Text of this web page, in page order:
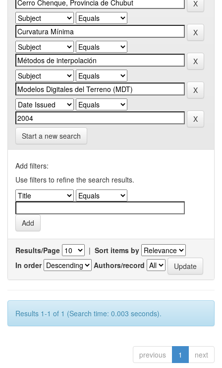
Start a new search
Add filters:
Use filters to refine the search results.
Results/Page | Sort items by
In order
Authors/record
Results 1-1 of 1 (Search time: 0.003 seconds).
previous 1 next